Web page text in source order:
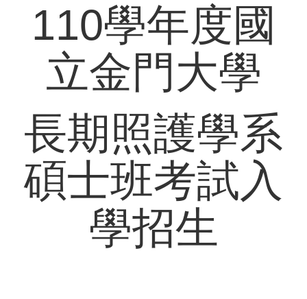
110學年度國
立金門大學
長期照護學系
碩士班考試入
學招生